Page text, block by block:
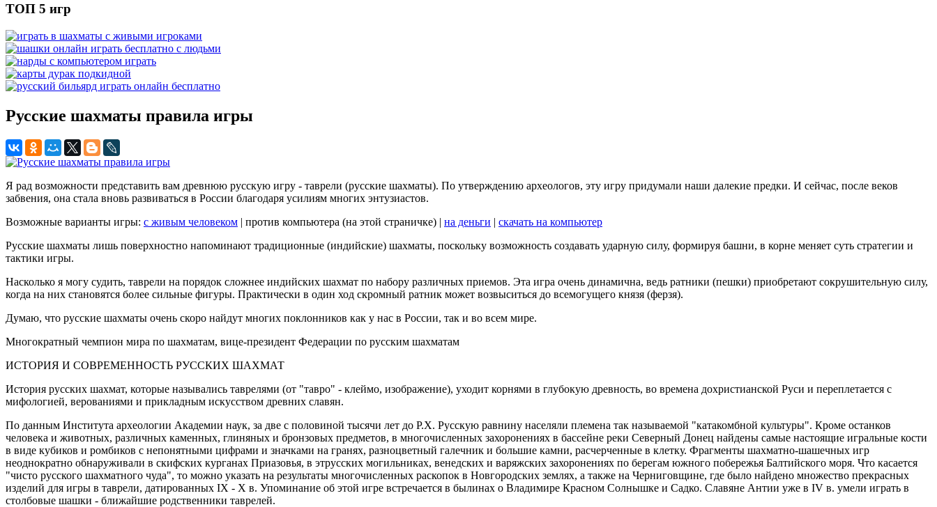
ТОП 5 игр
Русские шахматы правила игры
Я рад возможности представить вам древнюю русскую игру - таврели (русские шахматы). По утверждению археологов, эту игру придумали наши далекие предки. И сейчас, после веков
забвения, она стала вновь развиваться в России благодаря усилиям многих энтузиастов.
Возможные варианты игры: с живым человеком | против компьютера (на этой страничке) | на деньги | скачать на компьютер
Русские шахматы лишь поверхностно напоминают традиционные (индийские) шахматы, поскольку возможность создавать ударную силу, формируя башни, в корне меняет суть стратегии и
тактики игры.
Насколько я могу судить, таврели на порядок сложнее индийских шахмат по набору различных приемов. Эта игра очень динамична, ведь ратники (пешки) приобретают сокрушительную силу,
когда на них становятся более сильные фигуры. Практически в один ход скромный ратник может возвыситься до всемогущего князя (ферзя).
Думаю, что русские шахматы очень скоро найдут многих поклонников как у нас в России, так и во всем мире.
Многократный чемпион мира по шахматам, вице-президент Федерации по русским шахматам
ИСТОРИЯ И СОВРЕМЕННОСТЬ РУССКИХ ШАХМАТ
История русских шахмат, которые назывались таврелями (от "тавро" - клеймо, изображение), уходит корнями в глубокую древность, во времена дохристианской Руси и переплетается с
мифологией, верованиями и прикладным искусством древних славян.
По данным Института археологии Академии наук, за две с половиной тысячи лет до Р.Х. Русскую равнину населяли племена так называемой "катакомбной культуры". Кроме останков
человека и животных, различных каменных, глиняных и бронзовых предметов, в многочисленных захоронениях в бассейне реки Северный Донец найдены самые настоящие игральные кости
в виде кубиков и ромбиков с непонятными цифрами и значками на гранях, разноцветный галечник и большие камни, расчерченные в клетку. Фрагменты шахматно-шашечных игр
неоднократно обнаруживали в скифских курганах Приазовья, в этрусских могильниках, венедских и варяжских захоронениях по берегам южного побережья Балтийского моря. Что касается
"чисто русского шахматного чуда", то можно указать на результаты многочисленных раскопок в Новгородских землях, а также на Черниговщине, где было найдено множество прекрасных
изделий для игры в таврели, датированных IX - X в. Упоминание об этой игре встречается в былинах о Владимире Красном Солнышке и Садко. Славяне Антии уже в IV в. умели играть в
столбовые шашки - ближайшие родственники таврелей.